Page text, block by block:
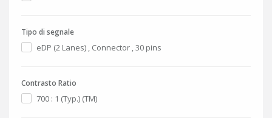
Tipo di segnale
eDP (2 Lanes) , Connector , 30 pins
Contrasto Ratio
700 : 1 (Typ.) (TM)